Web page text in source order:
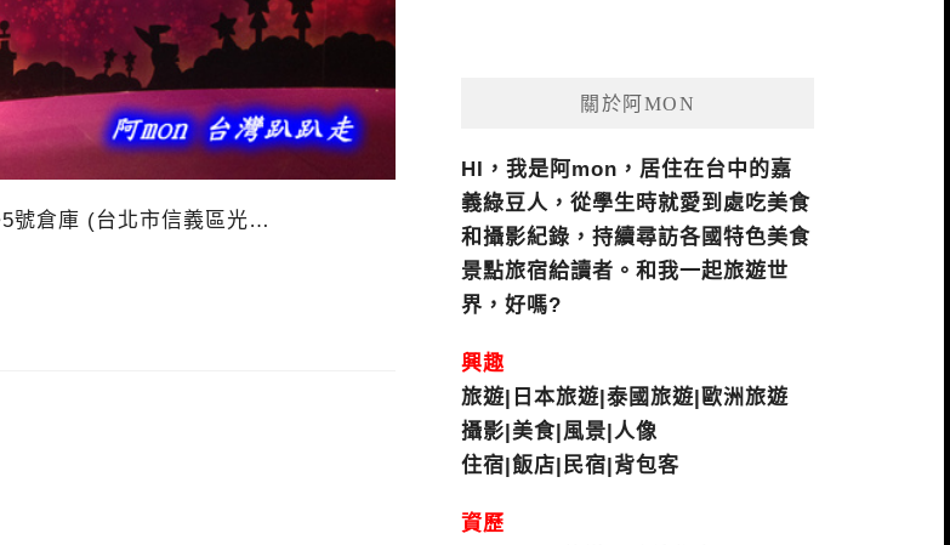
號倉庫 (台北市信義區光…
關於阿MON
HI，我是阿mon，居住在台中的嘉
義綠豆人，從學生時就愛到處吃美食
和攝影紀錄，持續尋訪各國特色美食
景點旅宿給讀者。和我一起旅遊世
界，好嗎?
興趣
旅遊|日本旅遊|泰國旅遊|歐洲旅遊
攝影|美食|風景|人像
住宿|飯店|民宿|背包客
資歷